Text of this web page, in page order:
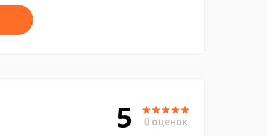
5 0 оценок